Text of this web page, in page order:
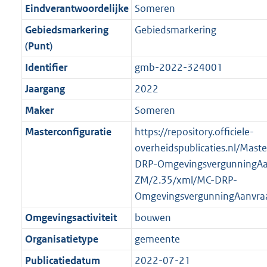
f
o
m
a
a
t
b
n
f
r
m
a
a
t
b
i
n
o
r
m
a
a
t
b
e
i
f
o
r
m
a
a
5
o
o
t
e
:
2
K
b
r
o
t
t
e
:
2
K
b
Eindverantwoordelijke Someren
Gebiedsmarkering
(Punt)
Gebiedsmarkering
Identifier
gmb-2022-324001
Jaargang
2022
Maker
Someren
Masterconfiguratie
https://repository.officiele-
overheidspublicaties.nl/
DRP-
ZM/2.35/xml/MC-DRP-
Omgevingsactiviteit
bouwen
Organisatietype
gemeente
Publicatiedatum
2022-07-21